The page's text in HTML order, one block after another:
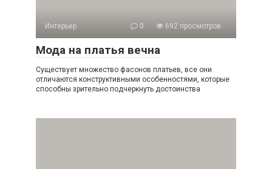
Интерьер 0 692 просмотров
Мода на платья вечна
Существует множество фасонов платьев, все они
отличаются конструктивными особенностями, которые
способны зрительно подчеркнуть достоинства